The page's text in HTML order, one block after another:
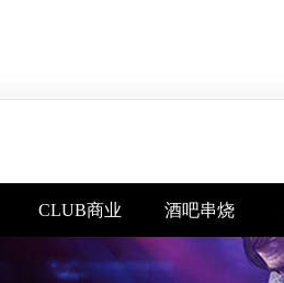
CLUB商业 酒吧串烧